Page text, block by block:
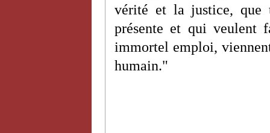
vérité et la justice, que
présente et qui
immortel emploi,
humain."